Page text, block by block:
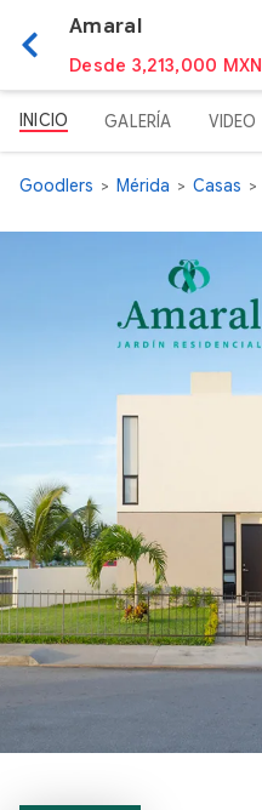
Amaral
Desde 3,213,000 MXN
INICIO GALERÍA VIDEO
Goodlers Mérida Casas